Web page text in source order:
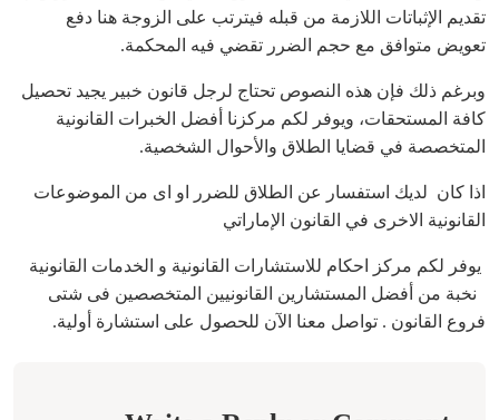
تقديم الإثباتات اللازمة من قبله فيترتب على الزوجة هنا دفع
تعويض متوافق مع حجم الضرر تقضي فيه المحكمة.
وبرغم ذلك فإن هذه النصوص تحتاج لرجل قانون خبير يجيد تحصيل
كافة المستحقات، ويوفر لكم مركزنا أفضل الخبرات القانونية
المتخصصة في قضايا الطلاق والأحوال الشخصية.
اذا كان لديك استفسار عن الطلاق للضرر او اى من الموضوعات
القانونية الاخرى في القانون الإماراتي
يوفر لكم مركز احكام للاستشارات القانونية و الخدمات القانونية
نخبة من أفضل المستشارين القانونيين المتخصصين فى شتى
فروع القانون . تواصل معنا الآن للحصول على استشارة أولية.